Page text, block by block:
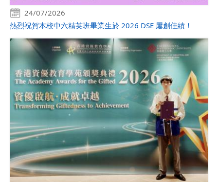
24/07/2026
熱烈祝賀本校中六精英班畢業生於 2026 DSE 屢創佳績！